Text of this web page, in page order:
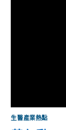
生醫產業熱點